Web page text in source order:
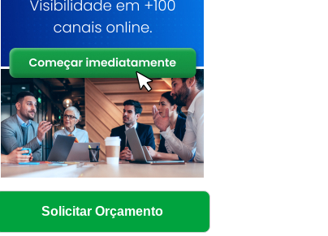
Solicitar Orçamento